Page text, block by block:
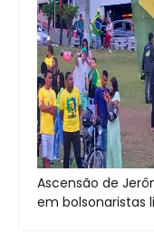
Ascensão de
em bolsonaristas